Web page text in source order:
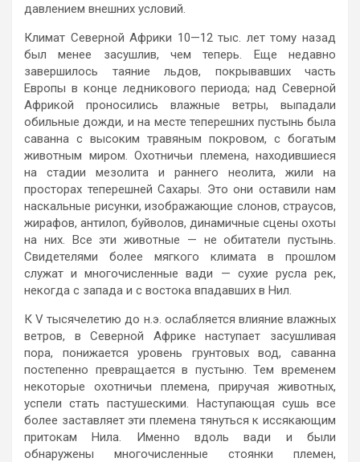
давлением внешних условий.
Климат Северной Африки 10—12 тыс. лет тому назад
был менее засушлив, чем теперь. Еще недавно
завершилось таяние льдов, покрывавших часть
Европы в конце ледникового периода; над Северной
Африкой проносились влажные ветры, выпадали
обильные дожди, и на месте теперешних пустынь была
саванна с высоким травяным покровом, с богатым
животным миром. Охотничьи племена, находившиеся
на стадии мезолита и раннего неолита, жили на
просторах теперешней Сахары. Это они оставили нам
наскальные рисунки, изображающие слонов, страусов,
жирафов, антилоп, буйволов, динамичные сцены охоты
на них. Все эти животные — не обитатели пустынь.
Свидетелями более мягкого климата в прошлом
служат и многочисленные вади — сухие русла рек,
некогда с запада и с востока впадавших в Нил.
К V тысячелетию до н.э. ослабляется влияние влажных
ветров, в Северной Африке наступает засушливая
пора, понижается уровень грунтовых вод, саванна
постепенно превращается в пустыню. Тем временем
некоторые охотничьи племена, приручая животных,
успели стать пастушескими. Наступающая сушь все
более заставляет эти племена тянуться к иссякающим
притокам Нила. Именно вдоль вади и были
обнаружены многочисленные стоянки племен,